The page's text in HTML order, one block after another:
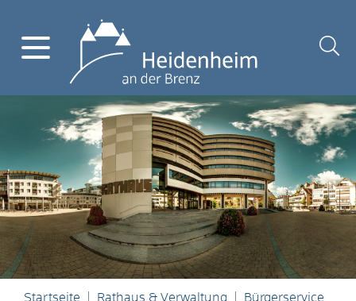
Startseite Rathaus & Verwaltung
Bürgerservice